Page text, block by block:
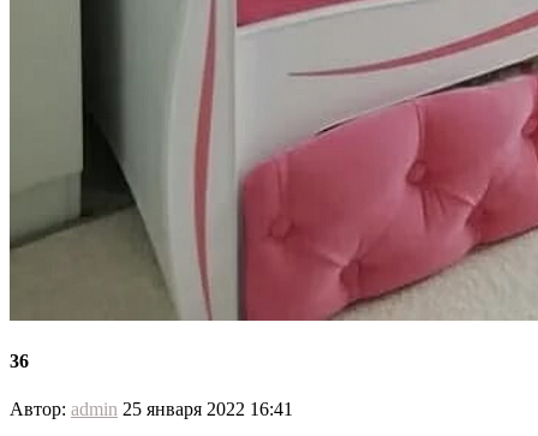
36
Автор: admin 25 января 2022 16:41